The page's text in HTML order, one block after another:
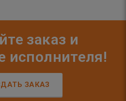
заказ и
исполнителя!
ЗАКАЗ